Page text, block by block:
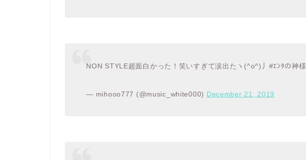
NON STYLE超面白かった！笑いすぎて涙出たヽ(^o^)丿#ｴﾝﾀの神様
— mihooo777 (@music_white000) December 21, 2019